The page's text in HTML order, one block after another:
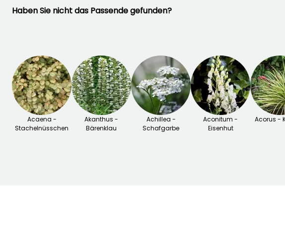
Helxineverwendet wird,
Mauern zu füllen.
Lesen Sie auch unseren
Artikel"Mooskraut, Sagina
subulata: Pflanzung, Pflege,
Verwendung"
Haben Sie nicht das Passende gefunden?
Acaena -
Stachelnüsschen
Akanthus -
Bärenklau
Achillea -
Schafgarbe
Aconitum -
Eisenhut
Acorus -